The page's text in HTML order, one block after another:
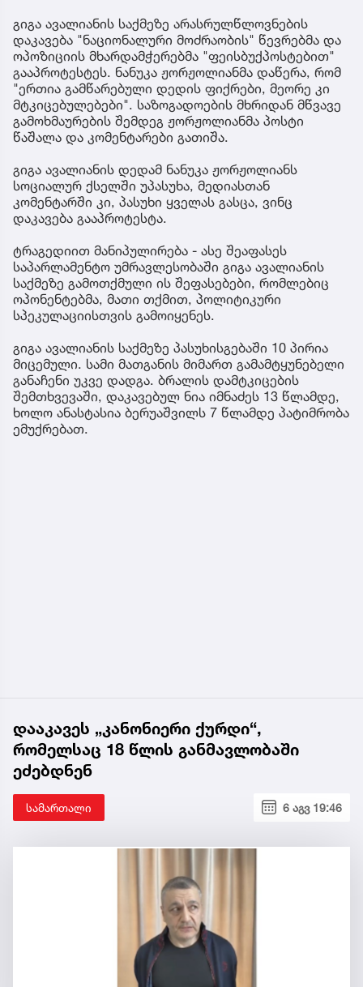
გიგა ავალიანის საქმეზე არასრულწლოვნების
დაკავება "ნაციონალური მოძრაობის" წევრებმა და
ოპოზიციის მხარდამჭერებმა "ფეისბუქპოსტებით"
გააპროტესტეს. ნანუკა ჟორჟოლიანმა დაწერა, რომ
"ერთია გამწარებული დედის ფიქრები, მეორე კი
მტკიცებულებები". საზოგადოების მხრიდან მწვავე
გამოხმაურების შემდეგ ჟორჟოლიანმა პოსტი
წაშალა და კომენტარები გათიშა.
გიგა ავალიანის დედამ ნანუკა ჟორჟოლიანს
სოციალურ ქსელში უპასუხა, მედიასთან
კომენტარში კი, პასუხი ყველას გასცა, ვინც
დაკავება გააპროტესტა.
ტრაგედიით მანიპულირება - ასე შეაფასეს
საპარლამენტო უმრავლესობაში გიგა ავალიანის
საქმეზე გამოთქმული ის შეფასებები, რომლებიც
ოპონენტებმა, მათი თქმით, პოლიტიკური
სპეკულაციისთვის გამოიყენეს.
გიგა ავალიანის საქმეზე პასუხისგებაში 10 პირია
მიცემული. სამი მათგანის მიმართ გამამტყუნებელი
განაჩენი უკვე დადგა. ბრალის დამტკიცების
შემთხვევაში, დაკავებულ ნია იმნაძეს 13 წლამდე,
ხოლო ანასტასია ბერუაშვილს 7 წლამდე პატიმრობა
ემუქრებათ.
დააკავეს „კანონიერი ქურდი“,
რომელსაც 18 წლის განმავლობაში
ეძებდნენ
სამართალი 6 აგვ 19:46